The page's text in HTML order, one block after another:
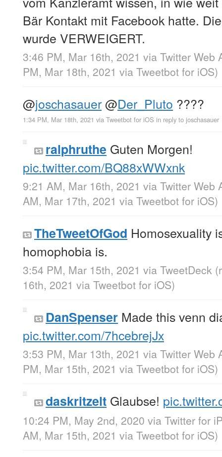
Bär Kontakt mit Facebook hatte.
wurde VERWEIGERT.
3:46 PM, Mar 16th, 2021 via Twitter Web
PM, Mar 18th, 2021 via Tweetbot for iΟS)
@joschasauer@Der_Pluto ????
1:34 PM, Mar 18th, 2021 via Tweetbot for iΟS in reply to joschasauer
ralphruthe Guten Morgen!
pic.twitter.com/BQ88xWWxnk
9:21 AM, Mar 16th, 2021 via Twitter Web
AM, Mar 17th, 2021 via Tweetbot for iΟS)
TheTweetOfGod Homosexuality
homophobia is.
3:54 PM, Mar 15th, 2021 via TweetDeck
16th, 2021 via Tweetbot for iΟS)
DanSpenser Made this venn
pic.twitter.com/7hcebrejJx
3:53 PM, Mar 13th, 2021 via Twitter Web
PM, Mar 15th, 2021 via Tweetbot for iΟS)
daskritzelt Glaubse!
10:24 PM, May 2nd, 2020 via Twitter for
AM, Mar 15th, 2021 via Tweetbot for iΟS)